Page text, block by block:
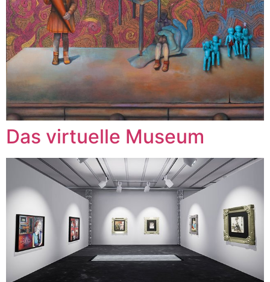
Das virtuelle Museum